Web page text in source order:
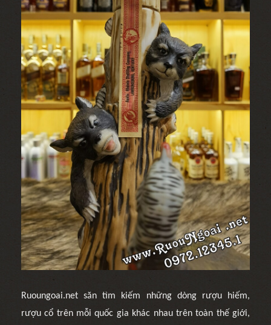
Ruoungoai.net săn tìm kiếm những dòng rượu hiếm,
rượu cổ trên mỗi quốc gia khác nhau trên toàn thế giới,